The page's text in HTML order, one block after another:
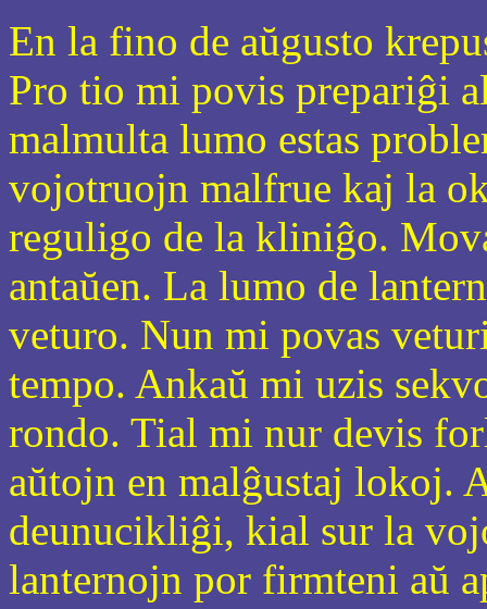
En la fino de aŭgusto
Pro tio mi povis prepariĝi
malmulta lumo estas
vojotruojn malfrue kaj la
reguligo de la kliniĝo.
antaŭen. La lumo de
veturo. Nun mi povas
tempo. Ankaŭ mi uzis
rondo. Tial mi nur devis
aŭtojn en malĝustaj lokoj.
deunucikliĝi, kial sur la
lanternojn por firmteni aŭ